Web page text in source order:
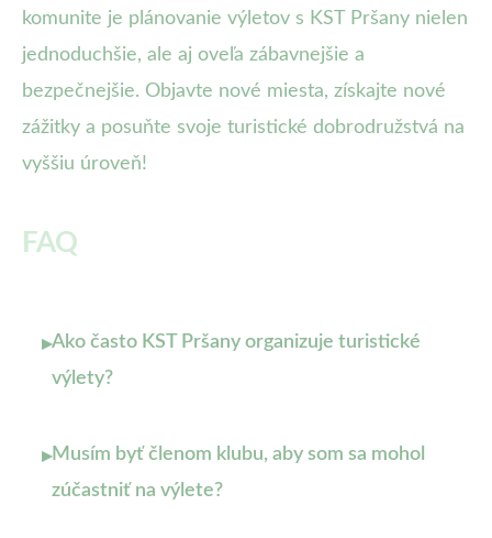
komunite je plánovanie výletov s KST Pršany nielen
jednoduchšie, ale aj oveľa zábavnejšie a
bezpečnejšie. Objavte nové miesta, získajte nové
zážitky a posuňte svoje turistické dobrodružstvá na
vyššiu úroveň!
FAQ
▸Ako často KST Pršany organizuje turistické
výlety?
▸Musím byť členom klubu, aby som sa mohol
zúčastniť na výlete?